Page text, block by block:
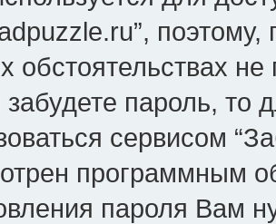
обстоятельствах
пароль, то
сервисом
программным
пароля Вам